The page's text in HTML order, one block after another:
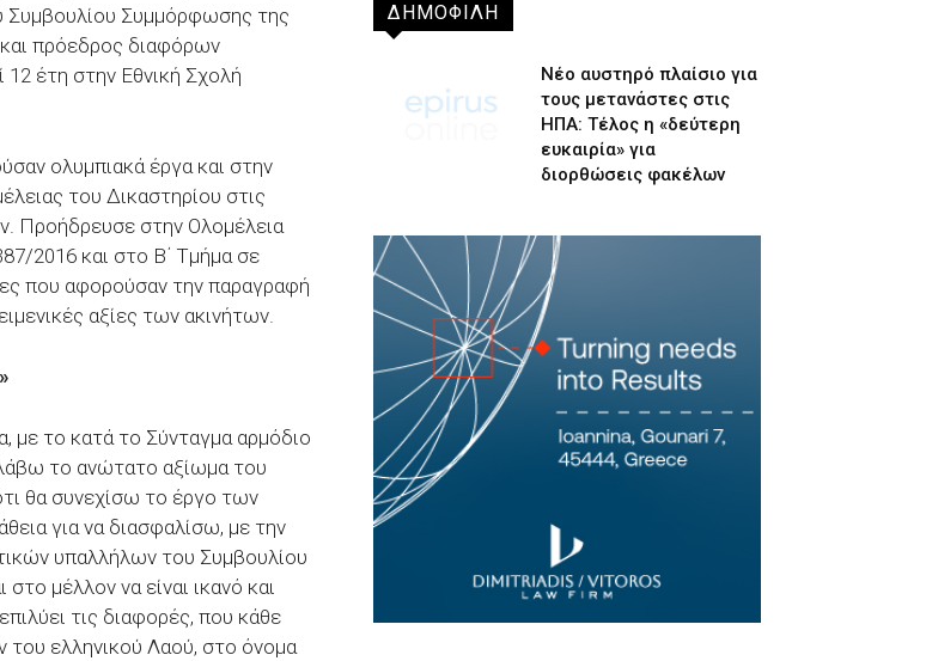
Συμβουλίου Συμμόρφωσης της
πρόεδρος διαφόρων
12 έτη στην Εθνική Σχολή
ολυμπιακά έργα και στην
του Δικαστηρίου στις
Προήδρευσε στην Ολομέλεια
2016 και στο Β΄ Τμήμα σε
που αφορούσαν την παραγραφή
αξίες των ακινήτων.
με το κατά το Σύνταγμα αρμόδιο
το ανώτατο αξίωμα του
θα συνεχίσω το έργο των
για να διασφαλίσω, με την
υπαλλήλων του Συμβουλίου
μέλλον να είναι ικανό και
τις διαφορές, που κάθε
του ελληνικού Λαού, στο όνομα
ΔΗΜΟΦΙΛΗ
Νέο αυστηρό πλαίσιο για
τους μετανάστες στις
ΗΠΑ: Τέλος η «δεύτερη
ευκαιρία» για
διορθώσεις φακέλων